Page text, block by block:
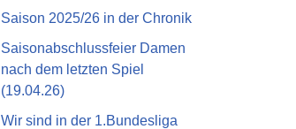
Saison 2025/26 in der Chronik
Saisonabschlussfeier Damen
nach dem letzten Spiel
(19.04.26)
Wir sind in der 1.Bundesliga